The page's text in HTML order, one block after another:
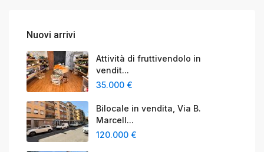
Nuovi arrivi
Attività di fruttivendolo in
vendit...
35.000 €
Bilocale in vendita, Via B.
Marcell...
120.000 €